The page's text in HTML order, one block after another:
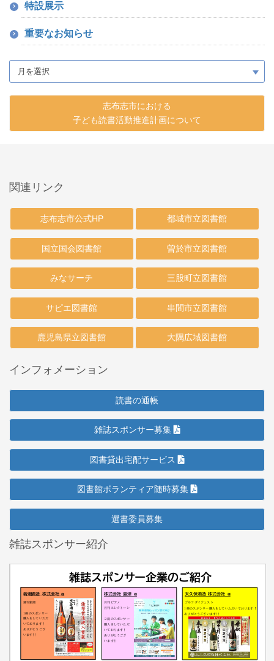
特設展示
重要なお知らせ
志布志市における
子ども読書活動推進計画について
関連リンク
志布志市公式HP
国立国会図書館
みなサーチ
サピエ図書館
鹿児島県立図書館
都城市立図書館
曽於市立図書館
三股町立図書館
串間市立図書館
大隅広域図書館
インフォメーション
読書の通帳
雑誌スポンサー募集
図書貸出宅配サービス
図書館ボランティア随時募集
選書委員募集
雑誌スポンサー紹介